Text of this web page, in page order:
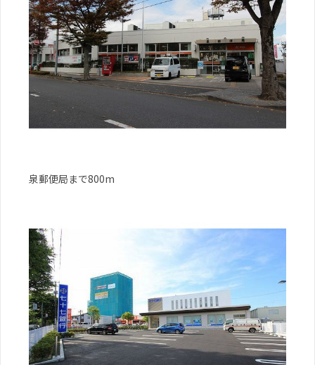
泉郵便局まで800m